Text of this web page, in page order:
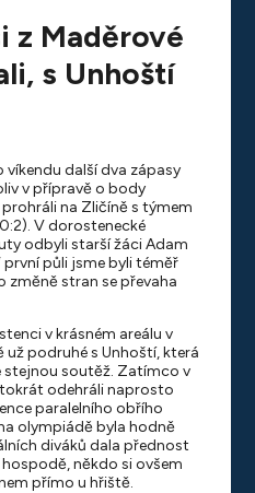
z Maděrové
s Unhoští
další dva zápasy
v přípravě o body
na Zličíně s týmem
V dorostenecké
odbyli starší žáci Adam
první půli jsme byli téměř
změně stran se převaha
v krásném areálu v
podruhé s Unhoští, která
stejnou soutěž. Zatímco v
odehráli naprosto
paralelního obřího
olympiádě byla hodně
diváků dala přednost
někdo si ovšem
přímo u hřiště.